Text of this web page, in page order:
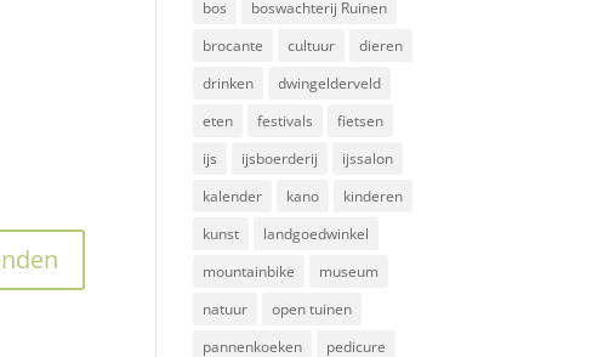
bos
boswachterij Ruinen
brocante
cultuur
dieren
drinken
dwingelderveld
eten
festivals
fietsen
ijs
ijsboerderij
ijssalon
kalender
kano
kinderen
kunst
landgoedwinkel
mountainbike
museum
natuur
open tuinen
pannenkoeken
pedicure